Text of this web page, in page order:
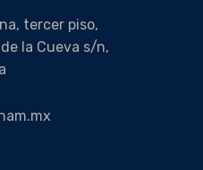
tercer piso,
la Cueva s/n,